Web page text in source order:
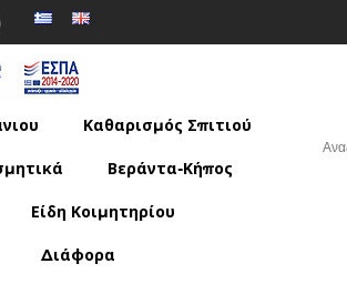
Καθαρισμός Σπιτιού
Βεράντα-Κήπος
Είδη Κοιμητηρίου
Διάφορα